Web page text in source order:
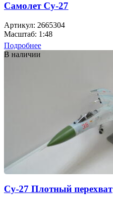
Самолет Су-27
Артикул: 2665304
Масштаб: 1:48
Подробнее
В наличии
Cу-27 Плотный перехват